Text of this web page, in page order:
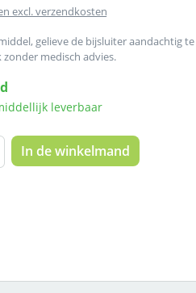
excl. verzendkosten
gelieve de bijsluiter aandachtig
medisch advies.
leverbaar
Voer de
In de winkelmand